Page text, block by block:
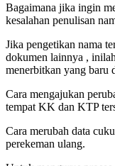
Bagaimana jika ingin
kesalahan penulisan
Jika pengetikan nama
dokumen lainnya ,
menerbitkan yang baru
Cara mengajukan
tempat KK dan KTP
Cara merubah data
perekeman ulang.